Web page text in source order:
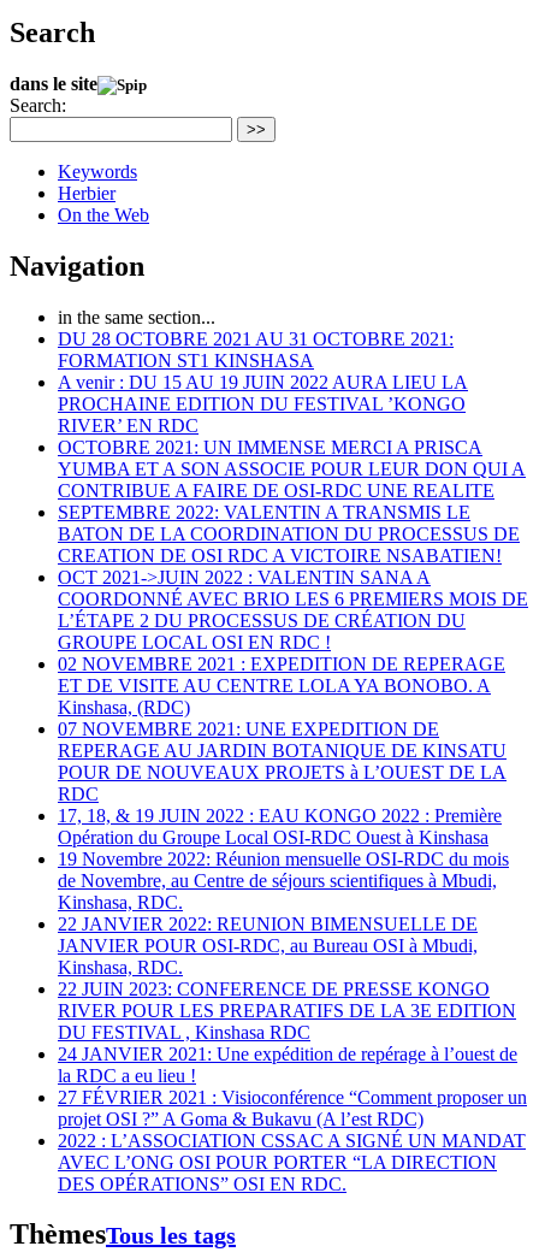
Search
dans le site
Search:
>>
Keywords
Herbier
On the Web
Navigation
in the same section...
DU 28 OCTOBRE 2021 AU 31 OCTOBRE 2021:
FORMATION ST1 KINSHASA
A venir : DU 15 AU 19 JUIN 2022 AURA LIEU LA
PROCHAINE EDITION DU FESTIVAL ’KONGO
RIVER’ EN RDC
OCTOBRE 2021: UN IMMENSE MERCI A PRISCA
YUMBA ET A SON ASSOCIE POUR LEUR DON QUI A
CONTRIBUE A FAIRE DE OSI-RDC UNE REALITE
SEPTEMBRE 2022: VALENTIN A TRANSMIS LE
BATON DE LA COORDINATION DU PROCESSUS DE
CREATION DE OSI RDC A VICTOIRE NSABATIEN!
OCT 2021->JUIN 2022 : VALENTIN SANA A
COORDONNÉ AVEC BRIO LES 6 PREMIERS MOIS DE
L’ÉTAPE 2 DU PROCESSUS DE CRÉATION DU
GROUPE LOCAL OSI EN RDC !
02 NOVEMBRE 2021 : EXPEDITION DE REPERAGE
ET DE VISITE AU CENTRE LOLA YA BONOBO. A
Kinshasa, (RDC)
07 NOVEMBRE 2021: UNE EXPEDITION DE
REPERAGE AU JARDIN BOTANIQUE DE KINSATU
POUR DE NOUVEAUX PROJETS à L’OUEST DE LA
RDC
17, 18, & 19 JUIN 2022 : EAU KONGO 2022 : Première
Opération du Groupe Local OSI-RDC Ouest à Kinshasa
19 Novembre 2022: Réunion mensuelle OSI-RDC du mois
de Novembre, au Centre de séjours scientifiques à Mbudi,
Kinshasa, RDC.
22 JANVIER 2022: REUNION BIMENSUELLE DE
JANVIER POUR OSI-RDC, au Bureau OSI à Mbudi,
Kinshasa, RDC.
22 JUIN 2023: CONFERENCE DE PRESSE KONGO
RIVER POUR LES PREPARATIFS DE LA 3E EDITION
DU FESTIVAL , Kinshasa RDC
24 JANVIER 2021: Une expédition de repérage à l’ouest de
la RDC a eu lieu !
27 FÉVRIER 2021 : Visioconférence “Comment proposer un
projet OSI ?” A Goma & Bukavu (A l’est RDC)
2022 : L’ASSOCIATION CSSAC A SIGNÉ UN MANDAT
AVEC L’ONG OSI POUR PORTER “LA DIRECTION
DES OPÉRATIONS” OSI EN RDC.
ThèmesTous les tags